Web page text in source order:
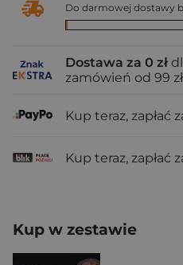
Do darmowej dostawy
Dostawa za 0 zł
zamówień od 99 zł
Kup teraz, zapłać
Kup teraz, zapłać
Kup w zestawie